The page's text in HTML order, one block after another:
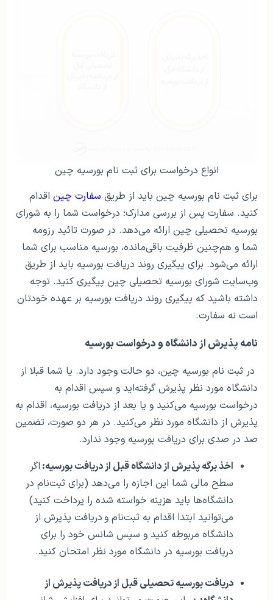
انواع درخواست برای ثبت نام بورسیه چین
برای ثبت نام بورسیه چین باید از طریق سفارت چین اقدام
کنید. سفارت پس از بررسی مدارک؛ درخواست شما را به شورای
بورسیه تحصیلی چین ارائه می‌دهد. در صورت تائید رزومه
شما و هم‌چنین ظرفیت باقی‌مانده، بورسیه مناسب برای شما
ارائه می‌‌شود. برای پیگیری روند دریافت بورسیه باید از طریق
وب‌سایت شورای بورسیه تحصیلی چین پیگیری کنید. توجه
داشته باشید که پیگیری روند دریافت بورسیه بر عهده خودتان
است نه سفارت.
نامه پذیرش از دانشگاه و درخواست بورسیه
در ثبت نام بورسیه چین، دو حالت وجود دارد. یا شما قبلا از
دانشگاه مورد نظر پذیرش گرفته‌اید و سپس اقدام به
درخواست بورسیه می‌کنید و یا بعد از دریافت بورسیه، اقدام به
پذیرش از دانشگاه مورد نظر می‌کنید. در هر دو صورت، تضمین
صد در صدی برای دریافت بورسیه وجود ندارد.
اخذ برگه پذیرش از دانشگاه قبل از دریافت بورسیه: اگر
سطح مالی شما این اجازه را می‌دهد (برای ثبت‌نام در
دانشگاه‌ها باید هزینه خواسته شده را پرداخت کنید)
می‌توانید ابتدا اقدام به ثبت‌نام ودریافت پذیرش از
دانشگاه مربوطه کنید و سپس شانس خود را برای
دریافت بورسیه در دانشگاه مورد نظر امتحان کنید.
دریافت بورسیه تحصیلی قبل از دریافت پذیرش از